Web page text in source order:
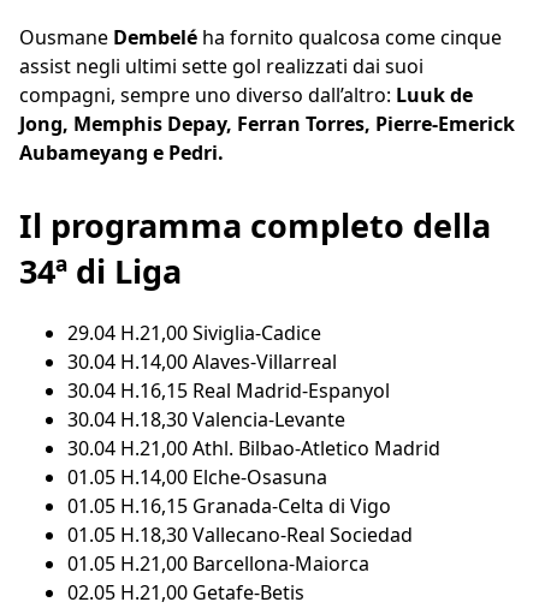
Ousmane Dembelé ha fornito qualcosa come cinque
assist negli ultimi sette gol realizzati dai suoi
compagni, sempre uno diverso dall’altro: Luuk de
Jong, Memphis Depay, Ferran Torres, Pierre-Emerick
Aubameyang e Pedri.
Il programma completo della
34ª di Liga
29.04 H.21,00 Siviglia-Cadice
30.04 H.14,00 Alaves-Villarreal
30.04 H.16,15 Real Madrid-Espanyol
30.04 H.18,30 Valencia-Levante
30.04 H.21,00 Athl. Bilbao-Atletico Madrid
01.05 H.14,00 Elche-Osasuna
01.05 H.16,15 Granada-Celta di Vigo
01.05 H.18,30 Vallecano-Real Sociedad
01.05 H.21,00 Barcellona-Maiorca
02.05 H.21,00 Getafe-Betis